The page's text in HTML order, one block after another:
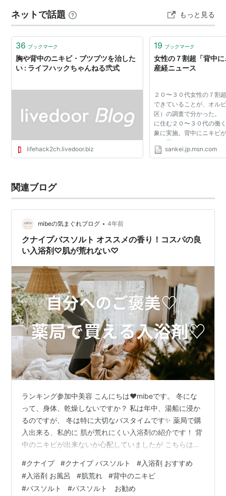
て、カサブタを剥がすこともほぼなくなりました。頭皮
と髪、全体的にはや…
ネットで話題 もっと見る
36 ブックマーク
胸や背中のニキビ・ブツブツを治した
い : ライフハックちゃんねる弐式
lifehack2ch.livedoor.biz
19 ブックマーク
女性の７割超「背中
産経ニュース
２０〜３０代女性の７割
できていることが、オル
区）の調査で分かった。
に住む２０〜３０代の働
象に実施。背中にニキビ
かを尋ねたところ、２２
る」、５１．４％が「時
sankei.jp.msn.com
関連ブログ
mibeの気まぐれブログ • 4年前
クナイプバスソルト オススメの香り！コスパの良
い入浴剤♡肌が荒れない♡
ランキング参加中美容 こんにちは❤️mibeです。 冬にな
って、身体、乾燥しないですか？ 私は年中、湯船に浸か
るのですが、 冬は特に大切なバスタイムです✨ 薬局で購
入出来る、私的に 肌が荒れにくい入浴剤の紹介です！ 背
中のニキビが出来ないか心配していましたが こちらは大
ないでしょうか？ クナイプ(Kneipp) バスソルト 2億
5000万年前の古代海水を精製した岩塩と、天然ハーブの
精油（エッセンシャルオイル）から作られた、ドイツシ
#クナイプ #クナイプ バスソルト #入浴剤 おすすめ
#入浴剤 お風呂 #肌荒れ #背中のニキビ
#バスソルト #バスソルト お勧め